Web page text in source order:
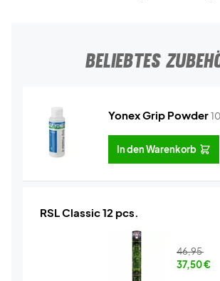
BELIEBTES
Yonex Grip Powder
In den Warenkorb
RSL Classic 12 pcs.
46,95
37,50€